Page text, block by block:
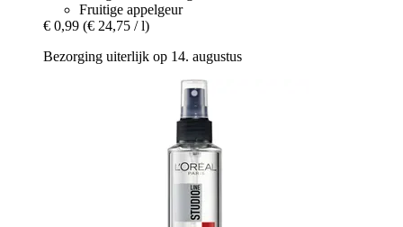
Fruitige appelgeur
€ 0,99 (€ 24,75 / l)
Bezorging uiterlijk op 14. augustus